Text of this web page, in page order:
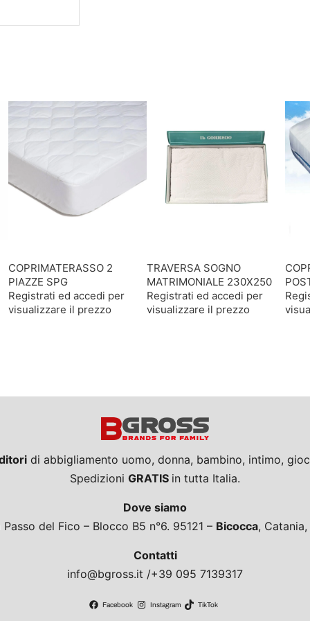
COPRIMATERASSO 2
PIAZZE SPG
Registrati ed accedi per
visualizzare il prezzo
TRAVERSA SOGNO
MATRIMONIALE 230X250
Registrati ed accedi per
visualizzare il prezzo
di abbigliamento uomo, donna, bambino, intimo,
Spedizioni GRATIS in tutta Italia.
Dove siamo
Passo del Fico – Blocco B5 n°6. 95121 – Bicocca,
Contatti
info@bgross.it /+39 095 7139317
Facebook Instagram TikTok